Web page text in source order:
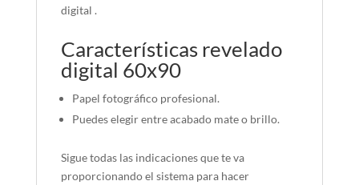
digital .
Características revelado
digital 60x90
Papel fotográfico profesional.
Puedes elegir entre acabado mate o brillo.
Sigue todas las indicaciones que te va
proporcionando el sistema para hacer